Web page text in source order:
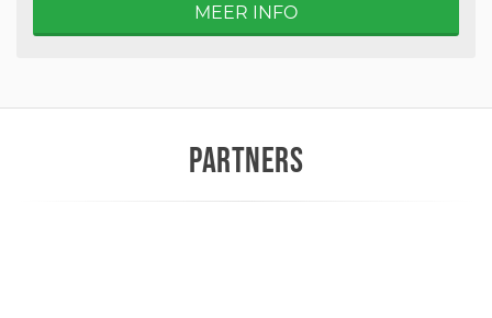
MEER INFO
PARTNERS